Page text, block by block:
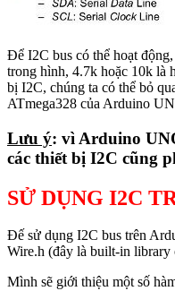
Để I2C bus có thể hoạt
trong hình, 4.7k hoặc 10k là
bị I2C, chúng ta có thể bỏ
ATmega328 của Arduino
Lưu ý: vì Arduino
các thiết bị I2C cũng
SỬ DỤNG I2C
Đế sử dụng I2C bus trên
Wire.h (đây là built-in library
Mình sẽ giới thiệu một số